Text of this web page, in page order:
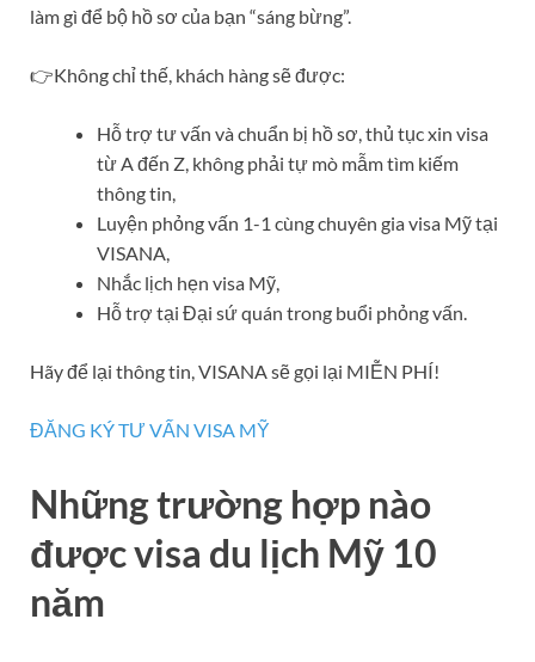
làm gì để bộ hồ sơ của bạn “sáng bừng”.
👉Không chỉ thế, khách hàng sẽ được:
Hỗ trợ tư vấn và chuẩn bị hồ sơ, thủ tục xin visa
từ A đến Z, không phải tự mò mẫm tìm kiếm
thông tin,
Luyện phỏng vấn 1-1 cùng chuyên gia visa Mỹ tại
VISANA,
Nhắc lịch hẹn visa Mỹ,
Hỗ trợ tại Đại sứ quán trong buổi phỏng vấn.
Hãy để lại thông tin, VISANA sẽ gọi lại MIỄN PHÍ!
ĐĂNG KÝ TƯ VẤN VISA MỸ
Những trường hợp nào
được visa du lịch Mỹ 10
năm